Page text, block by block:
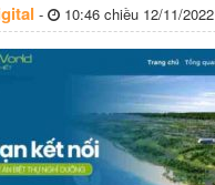
- 10:46 chiều 12/11/2022